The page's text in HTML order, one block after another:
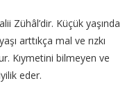
Zühâl’dir. Küçük yaşında
arttıkça mal ve rızkı
Kıymetini bilmeyen ve
eder.